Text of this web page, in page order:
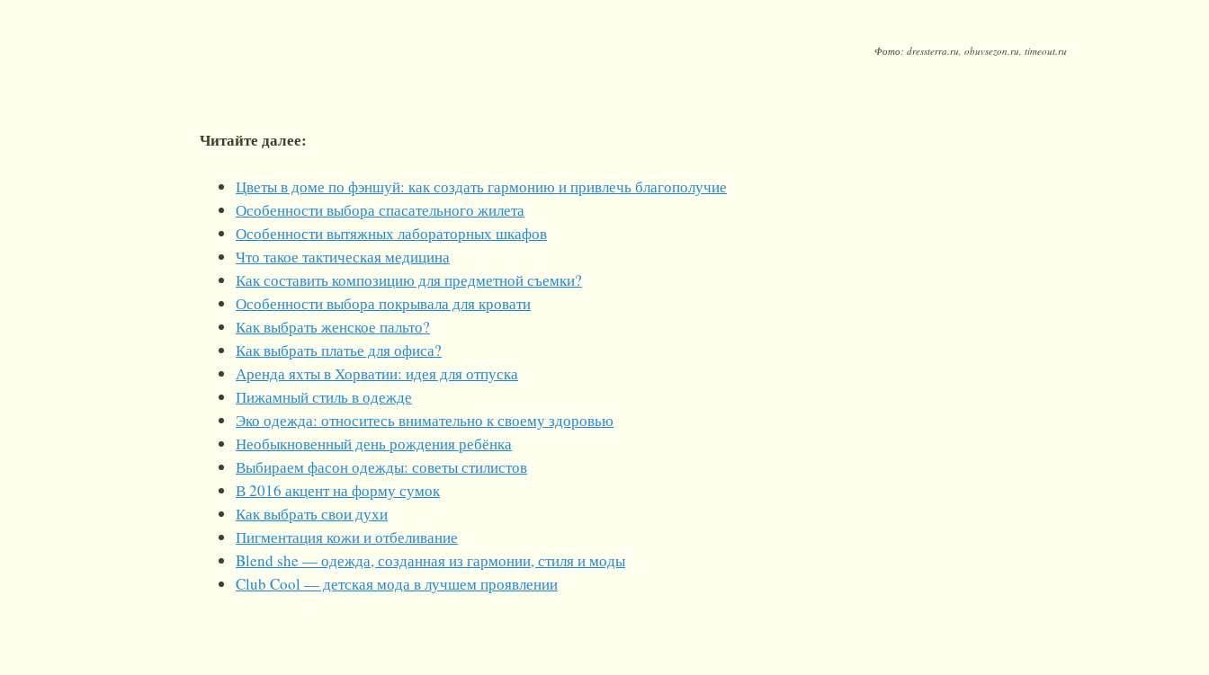
Фото: dressterra.ru, obuvsezon.ru, timeout.ru
Читайте далее:
Цветы в доме по фэншуй: как создать гармонию и привлечь благополучие
Особенности выбора спасательного жилета
Особенности вытяжных лабораторных шкафов
Что такое тактическая медицина
Как составить композицию для предметной съемки?
Особенности выбора покрывала для кровати
Как выбрать женское пальто?
Как выбрать платье для офиса?
Аренда яхты в Хорватии: идея для отпуска
Пижамный стиль в одежде
Эко одежда: относитесь внимательно к своему здоровью
Необыкновенный день рождения ребёнка
Выбираем фасон одежды: советы стилистов
В 2016 акцент на форму сумок
Как выбрать свои духи
Пигментация кожи и отбеливание
Blend she — одежда, созданная из гармонии, стиля и моды
Club Cool — детская мода в лучшем проявлении